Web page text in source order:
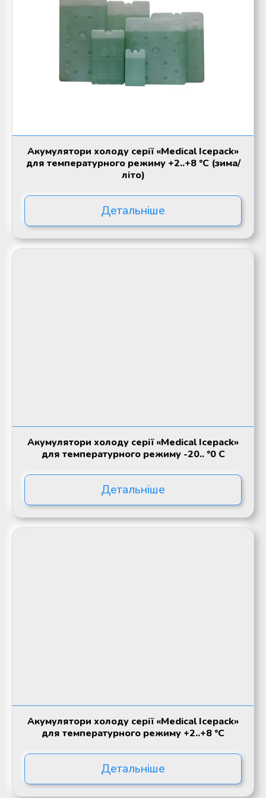
Акумулятори холоду серії «Medical Icepack»
для температурного режиму +2..+8 °С (зима/
літо)
Детальніше
Акумулятори холоду серії «Medical Icepack»
для температурного режиму -20.. °0 С
Детальніше
Акумулятори холоду серії «Medical Icepack»
для температурного режиму +2..+8 °С
Детальніше